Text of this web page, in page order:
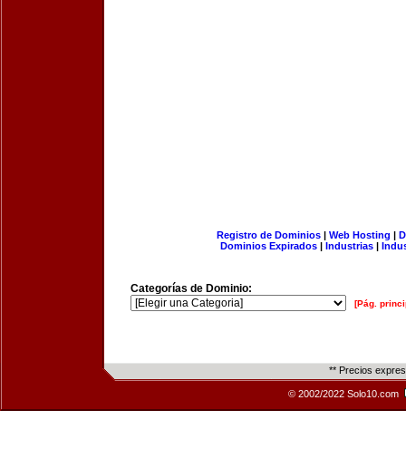
Registro de Dominios| Web Hosting |
Dominios Expirados | Industrias |
Categorías de Dominio:
[Pág.
** Precios
© 2002/2022 Solo10.com